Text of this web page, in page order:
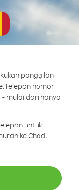
panggilan
Telepon nomor
- mulai dari hanya
untuk
ke Chad.